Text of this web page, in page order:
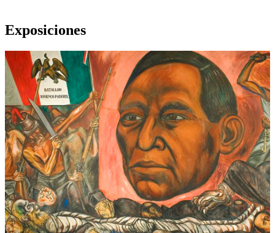
Exposiciones